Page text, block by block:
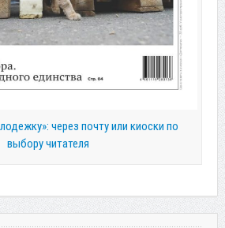
через почту или киоски по
выбору читателя